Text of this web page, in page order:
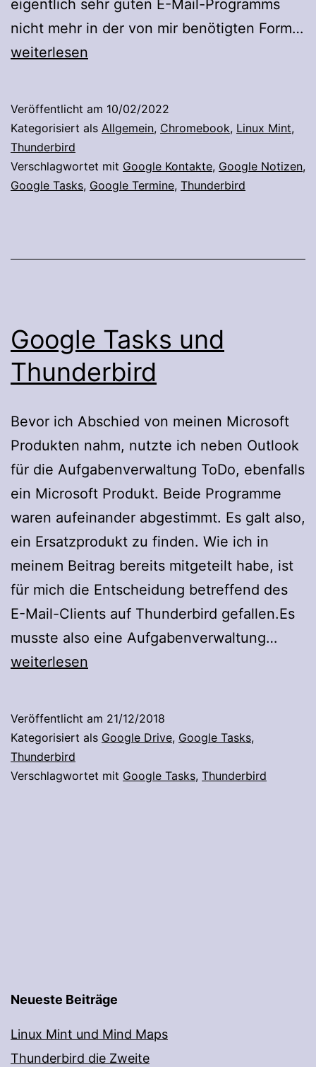
eigentlich sehr guten E-Mail-Programms
nicht mehr in der von mir benötigten Form…
Thunderbird
weiterlesen
Veröffentlicht am 10/02/2022
Kategorisiert als Allgemein, Chromebook, Linux Mint,
Thunderbird
Verschlagwortet mit Google Kontakte, Google Notizen,
Google Tasks, Google Termine, Thunderbird
Google Tasks und
Thunderbird
Bevor ich Abschied von meinen Microsoft
Produkten nahm, nutzte ich neben Outlook
für die Aufgabenverwaltung ToDo, ebenfalls
ein Microsoft Produkt. Beide Programme
waren aufeinander abgestimmt. Es galt also,
ein Ersatzprodukt zu finden. Wie ich in
meinem Beitrag bereits mitgeteilt habe, ist
für mich die Entscheidung betreffend des
E-Mail-Clients auf Thunderbird gefallen.Es
musste also eine Aufgabenverwaltung…
weiterlesen
Veröffentlicht am 21/12/2018
Kategorisiert als Google Drive, Google Tasks,
Thunderbird
Verschlagwortet mit Google Tasks, Thunderbird
Neueste Beiträge
Linux Mint und Mind Maps
Thunderbird die Zweite